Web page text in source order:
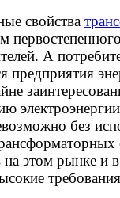
свойства
А
предприятия
без
на этом рынке и